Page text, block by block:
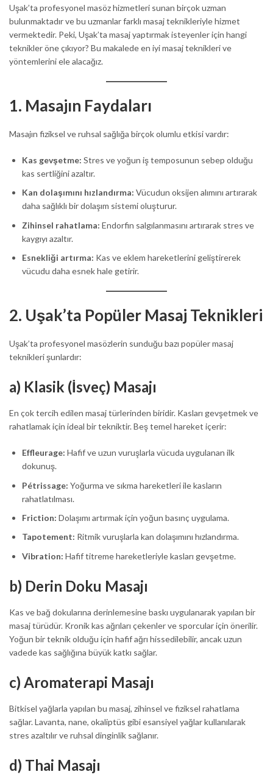
Uşak’ta profesyonel masöz hizmetleri sunan birçok uzman
bulunmaktadır ve bu uzmanlar farklı masaj teknikleriyle hizmet
vermektedir. Peki, Uşak’ta masaj yaptırmak isteyenler için hangi
teknikler öne çıkıyor? Bu makalede en iyi masaj teknikleri ve
yöntemlerini ele alacağız.
1. Masajın Faydaları
Masajın fiziksel ve ruhsal sağlığa birçok olumlu etkisi vardır:
Kas gevşetme: Stres ve yoğun iş temposunun sebep olduğu
kas sertliğini azaltır.
Kan dolaşımını hızlandırma: Vücudun oksijen alımını artırarak
daha sağlıklı bir dolaşım sistemi oluşturur.
Zihinsel rahatlama: Endorfin salgılanmasını artırarak stres ve
kaygıyı azaltır.
Esnekliği artırma: Kas ve eklem hareketlerini geliştirerek
vücudu daha esnek hale getirir.
2. Uşak’ta Popüler Masaj Teknikleri
Uşak’ta profesyonel masözlerin sunduğu bazı popüler masaj
teknikleri şunlardır:
a) Klasik (İsveç) Masajı
En çok tercih edilen masaj türlerinden biridir. Kasları gevşetmek ve
rahatlamak için ideal bir tekniktir. Beş temel hareket içerir:
Effleurage: Hafif ve uzun vuruşlarla vücuda uygulanan ilk
dokunuş.
Pétrissage: Yoğurma ve sıkma hareketleri ile kasların
rahatlatılması.
Friction: Dolaşımı artırmak için yoğun basınç uygulama.
Tapotement: Ritmik vuruşlarla kan dolaşımını hızlandırma.
Vibration: Hafif titreme hareketleriyle kasları gevşetme.
b) Derin Doku Masajı
Kas ve bağ dokularına derinlemesine baskı uygulanarak yapılan bir
masaj türüdür. Kronik kas ağrıları çekenler ve sporcular için önerilir.
Yoğun bir teknik olduğu için hafif ağrı hissedilebilir, ancak uzun
vadede kas sağlığına büyük katkı sağlar.
c) Aromaterapi Masajı
Bitkisel yağlarla yapılan bu masaj, zihinsel ve fiziksel rahatlama
sağlar. Lavanta, nane, okaliptüs gibi esansiyel yağlar kullanılarak
stres azaltılır ve ruhsal dinginlik sağlanır.
d) Thai Masajı